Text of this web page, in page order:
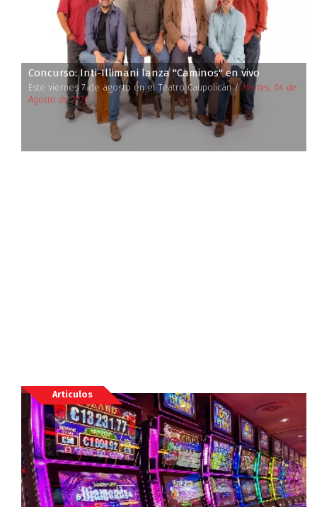
Concurso: Inti-Illimani lanza ''Caminos'' en vivo
Este viernes 7 de agosto en el Teatro Caupolicán /Martes, 04 de
Agosto de 2026
Articulos